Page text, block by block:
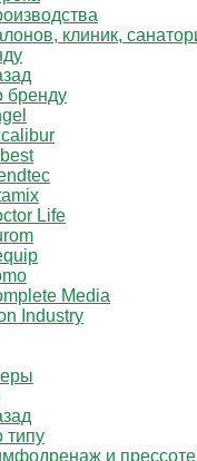
клиник,
бренду
Life
Media
Industry
типу
и